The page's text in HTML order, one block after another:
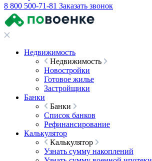
8 800 500-71-81 Заказать звонок
Недвижимость
Недвижимость
Новостройки
Готовое жилье
Застройщики
Банки
Банки
Список банков
Рефинансирование
Калькулятор
Калькулятор
Узнать сумму накоплений